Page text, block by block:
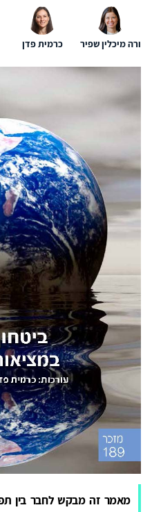
ורה מיכלין שפיר כרמית פדן
מאמר זה מבקש לחבר בין